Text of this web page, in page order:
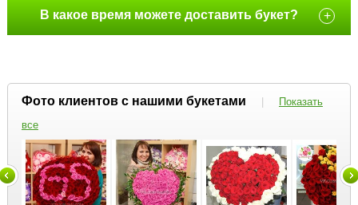
В какое время можете доставить букет? +
Фото клиентов с нашими букетами |
Показать
все